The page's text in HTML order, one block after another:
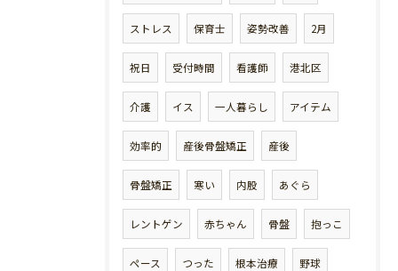
ストレス 保育士 姿勢改善 2月
祝日 受付時間 看護師 港北区
介護 イス 一人暮らし アイテム
効率的 産後骨盤矯正 産後
骨盤矯正 寒い 内股 あぐら
レントゲン 赤ちゃん 骨盤 抱っこ
ペース つった 根本治療 野球